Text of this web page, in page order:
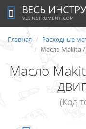
ВЕСЬ
VESINSTRUMENT.COM
Главная Расходные
Масло Makita /
Масло
(Код